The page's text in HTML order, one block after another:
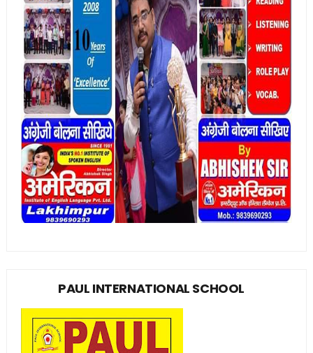
PAUL INTERNATIONAL SCHOOL